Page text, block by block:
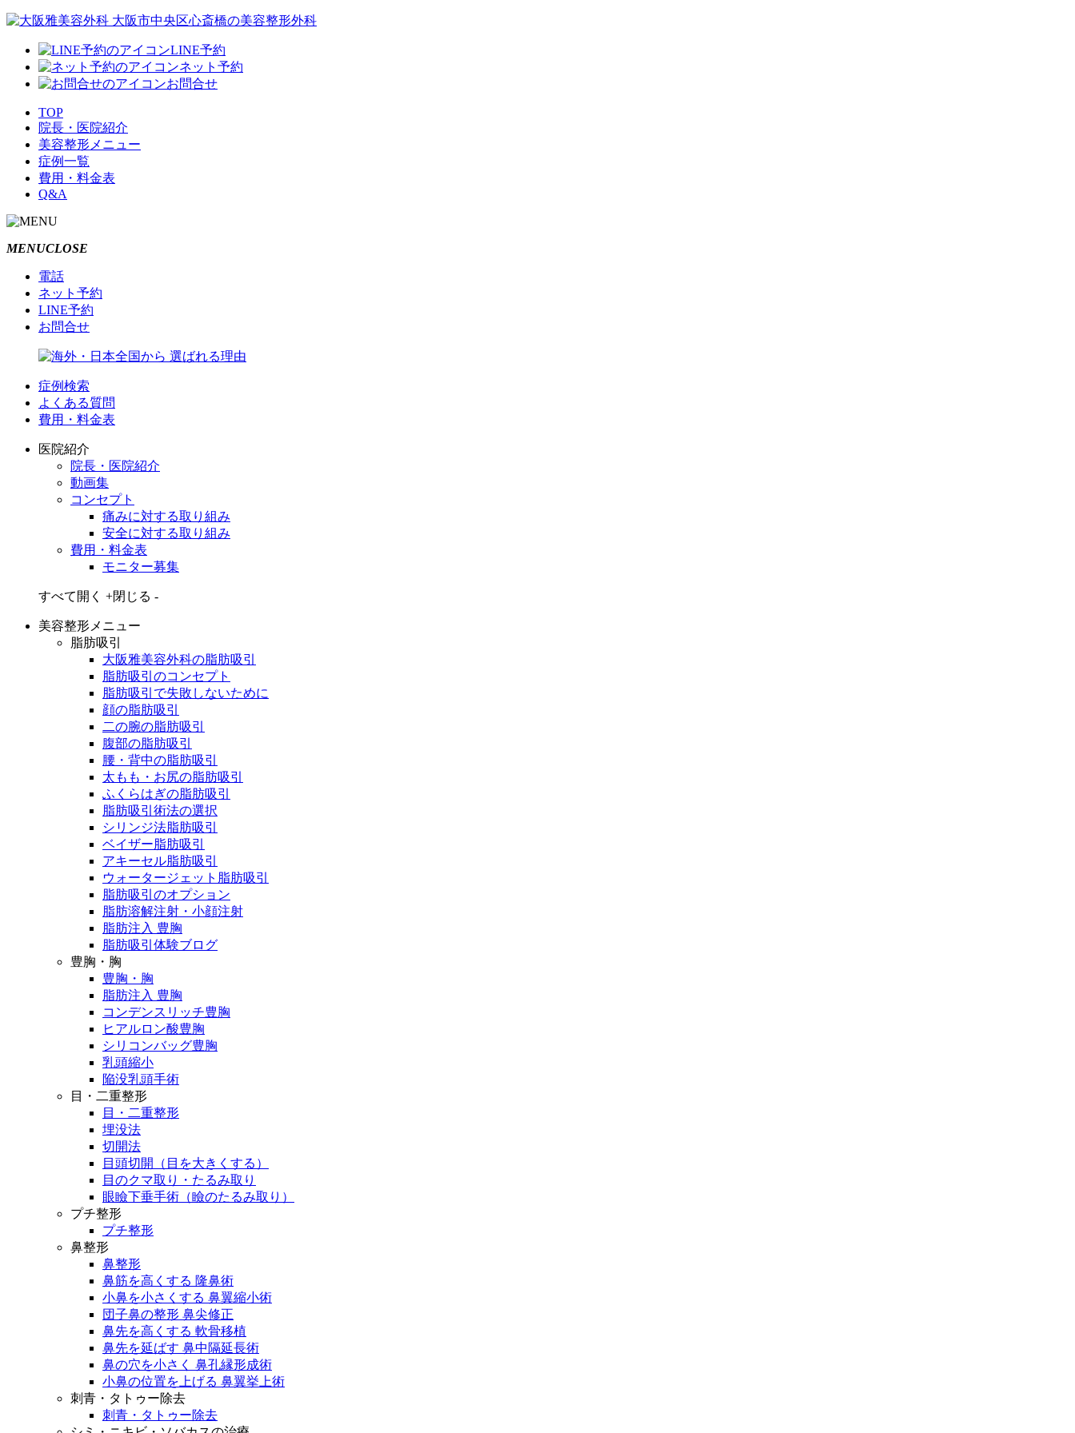
LINE予約
ネット予約
お問合せ
TOP
院長・医院紹介
美容整形メニュー
症例一覧
費用・料金表
Q&A
MENUCLOSE
電話
ネット予約
LINE予約
お問合せ
症例検索
よくある質問
費用・料金表
医院紹介
院長・医院紹介
動画集
コンセプト
痛みに対する取り組み
安全に対する取り組み
費用・料金表
モニター募集
すべて開く +閉じる -
美容整形メニュー
脂肪吸引
大阪雅美容外科の脂肪吸引
脂肪吸引のコンセプト
脂肪吸引で失敗しないために
顔の脂肪吸引
二の腕の脂肪吸引
腹部の脂肪吸引
腰・背中の脂肪吸引
太もも・お尻の脂肪吸引
ふくらはぎの脂肪吸引
脂肪吸引術法の選択
シリンジ法脂肪吸引
ベイザー脂肪吸引
アキーセル脂肪吸引
ウォータージェット脂肪吸引
脂肪吸引のオプション
脂肪溶解注射・小顔注射
脂肪注入 豊胸
脂肪吸引体験ブログ
豊胸・胸
豊胸・胸
脂肪注入 豊胸
コンデンスリッチ豊胸
ヒアルロン酸豊胸
シリコンバッグ豊胸
乳頭縮小
陥没乳頭手術
目・二重整形
目・二重整形
埋没法
切開法
目頭切開（目を大きくする）
目のクマ取り・たるみ取り
眼瞼下垂手術（瞼のたるみ取り）
プチ整形
プチ整形
鼻整形
鼻整形
鼻筋を高くする 隆鼻術
小鼻を小さくする 鼻翼縮小術
団子鼻の整形 鼻尖修正
鼻先を高くする 軟骨移植
鼻先を延ばす 鼻中隔延長術
鼻の穴を小さく 鼻孔縁形成術
小鼻の位置を上げる 鼻翼挙上術
刺青・タトゥー除去
刺青・タトゥー除去